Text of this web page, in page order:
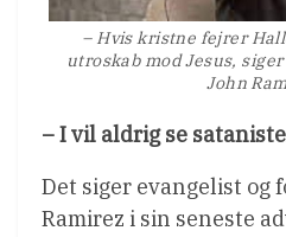
– Hvis kristne fejrer
utroskab mod Jesus,
John
– I vil aldrig se
Det siger evangelist og
Ramirez i sin seneste